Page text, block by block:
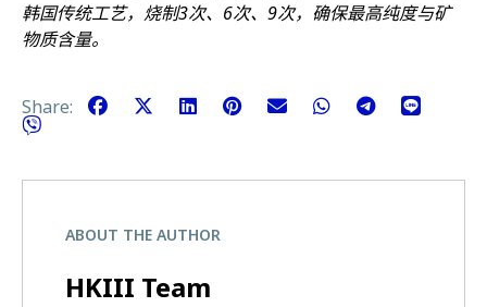
韩国传统工艺，烧制3次、6次、9次，确保最高纯度与矿
物质含量。
Share:
ABOUT THE AUTHOR
HKIII Team